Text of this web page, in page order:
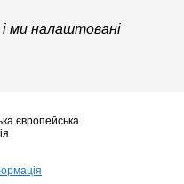
ми налаштовані
європейська